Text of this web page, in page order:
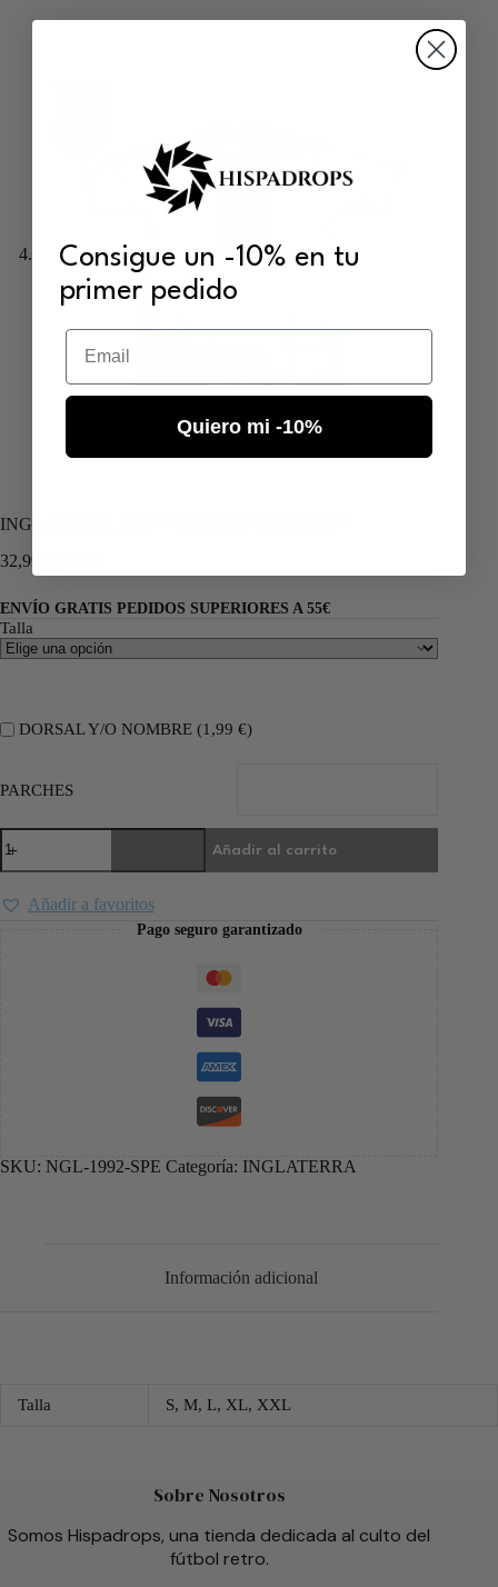
INGLATERRA 1992 **SPECIAL VERSION**
32,99
ENVÍO GRATIS PEDIDOS SUPERIORES A 55€
Talla
DORSAL Y/O NOMBRE (1,99 €)
PARCHES
Añadir al carrito
Añadir a favoritos
Pago seguro garantizado
SKU: NGL-1992-SPE Categoría: INGLATERRA
Información adicional
Talla S, M, L, XL, XXL
Sobre Nosotros
Somos Hispadrops, una tienda dedicada al culto del
fútbol retro.
Consigue un -10% en tu
primer pedido
Email
Quiero mi -10%